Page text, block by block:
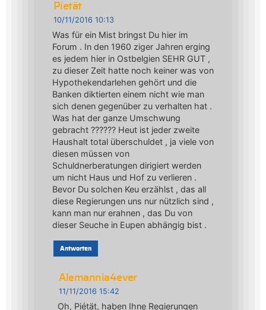
Pietät
10/11/2016 10:13
Was für ein Mist bringst Du hier im
Forum . In den 1960 ziger Jahren erging
es jedem hier in Ostbelgien SEHR GUT ,
zu dieser Zeit hatte noch keiner was von
Hypothekendarlehen gehört und die
Banken diktierten einem nicht wie man
sich denen gegenüber zu verhalten hat .
Was hat der ganze Umschwung
gebracht ?????? Heut ist jeder zweite
Haushalt total überschuldet , ja viele von
diesen müssen von
Schuldnerberatungen dirigiert werden
um nicht Haus und Hof zu verlieren .
Bevor Du solchen Keu erzählst , das all
diese Regierungen uns nur nützlich sind ,
kann man nur erahnen , das Du von
dieser Seuche in Eupen abhängig bist .
Antworten
Alemannia4ever
11/11/2016 15:42
Oh, Piétät, haben Ihne Regierungen